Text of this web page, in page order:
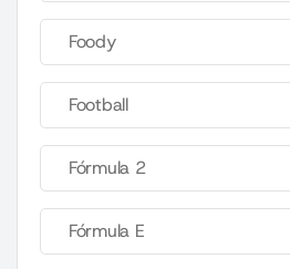
Foody
Football
Fórmula 2
Fórmula E